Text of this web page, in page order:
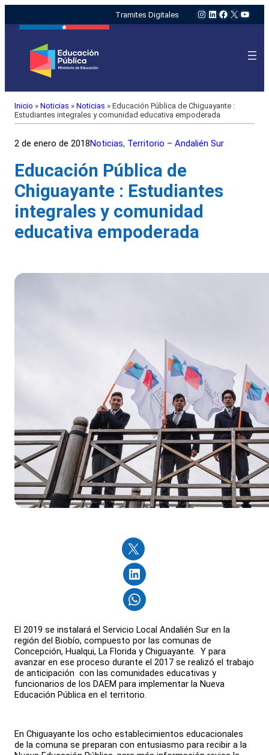
Tramites Digitales Instagram
LinkedIn
Facebook
X
Inicio » Noticias » Noticias » Educación Pública de Chiguayante :
Estudiantes integrales y comunidad educativa empoderada
2 de enero de 2018Noticias, Territorio – Andalién Sur
Educación Pública de
Chiguayante : Estudiantes
integrales y comunidad
educativa empoderada
El 2019 se instalará el Servicio Local Andalién Sur en la
región del Biobío, compuesto por las comunas de
Concepción, Hualqui, La Florida y Chiguayante. Y para
avanzar en ese proceso durante el 2017 se realizó el trabajo
de anticipación con las comunidades educativas y
funcionarios de los DAEM para implementar la Nueva
Educación Pública en el territorio.
En Chiguayante los ocho establecimientos educacionales
de la comuna se preparan con entusiasmo para recibir a la